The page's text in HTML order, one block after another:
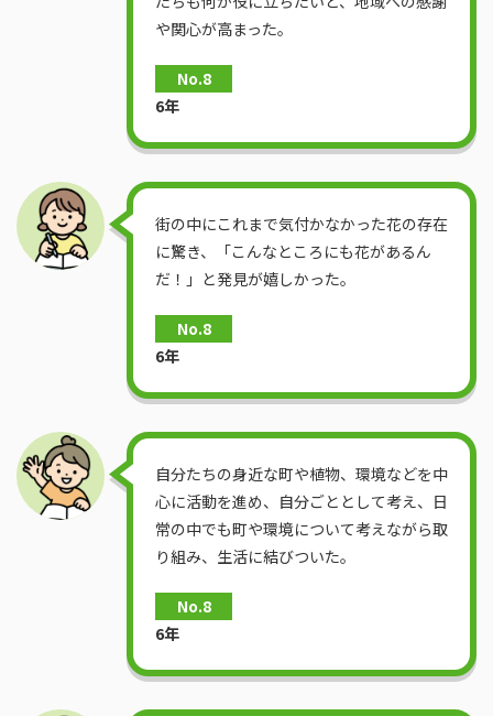
や関心が高まった。
No.8
6年
街の中にこれまで気付かなかった花の存在
に驚き、「こんなところにも花があるん
だ！」と発見が嬉しかった。
No.8
6年
自分たちの身近な町や植物、環境などを中
心に活動を進め、自分ごととして考え、日
常の中でも町や環境について考えながら取
り組み、生活に結びついた。
No.8
6年